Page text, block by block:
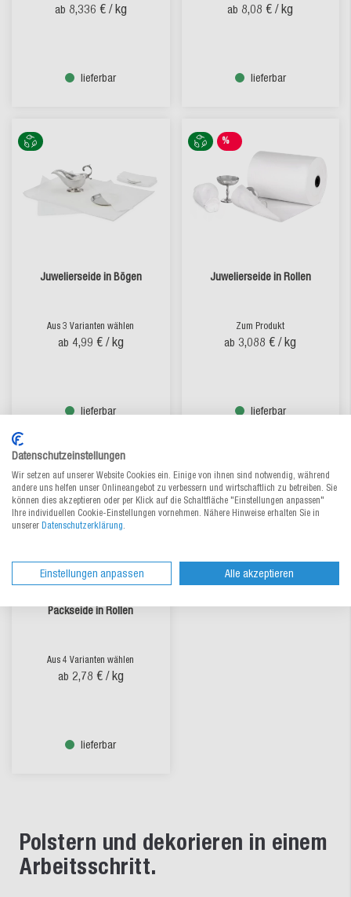
ab 8,336 € / kg
lieferbar
ab 8,08 € / kg
lieferbar
Juwelierseide in Bögen
Aus 3 Varianten wählen
ab 4,99 € / kg
lieferbar
%
Juwelierseide in Rollen
Zum Produkt
ab 3,088 € / kg
lieferbar
Packseide in Rollen
Aus 4 Varianten wählen
ab 2,78 € / kg
lieferbar
Polstern und dekorieren in einem
Arbeitsschritt.
Datenschutzeinstellungen
Wir setzen auf unserer Website Cookies ein. Einige von ihnen sind notwendig, während
andere uns helfen unser Onlineangebot zu verbessern und wirtschaftlich zu betreiben. Sie
können dies akzeptieren oder per Klick auf die Schaltfläche "Einstellungen anpassen"
Ihre individuellen Cookie-Einstellungen vornehmen. Nähere Hinweise erhalten Sie in
unserer Datenschutzerklärung.
Einstellungen anpassen Alle akzeptieren